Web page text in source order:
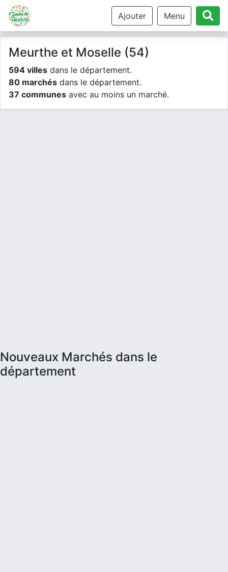
Ajouter Menu
Meurthe et Moselle (54)
594 villes dans le département.
80 marchés dans le département.
37 communes avec au moins un marché.
Nouveaux Marchés dans le
département